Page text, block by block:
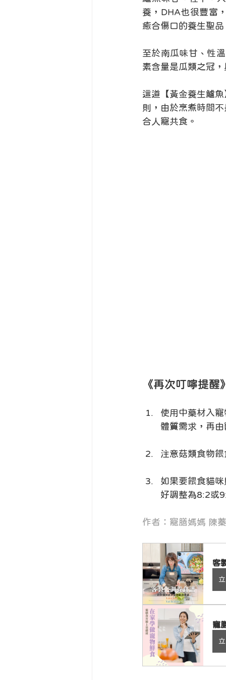
養，DHA也很豐富
癒合傷口的養生聖
至於南瓜味甘、性
素含量是瓜類之冠
這道【黃金養生鱸
則，由於烹煮時間
合人寵共食。
《再次叮嚀提醒》
使用中藥材入
體質需求，再
注意菇類食物
如果要餵食貓
好調整為8:2或
作者：寵膳媽媽 陳蓁
客
寵